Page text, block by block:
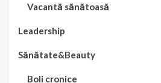
Vacantă sănătoasă
Leadership
Sănătate&Beauty
Boli cronice